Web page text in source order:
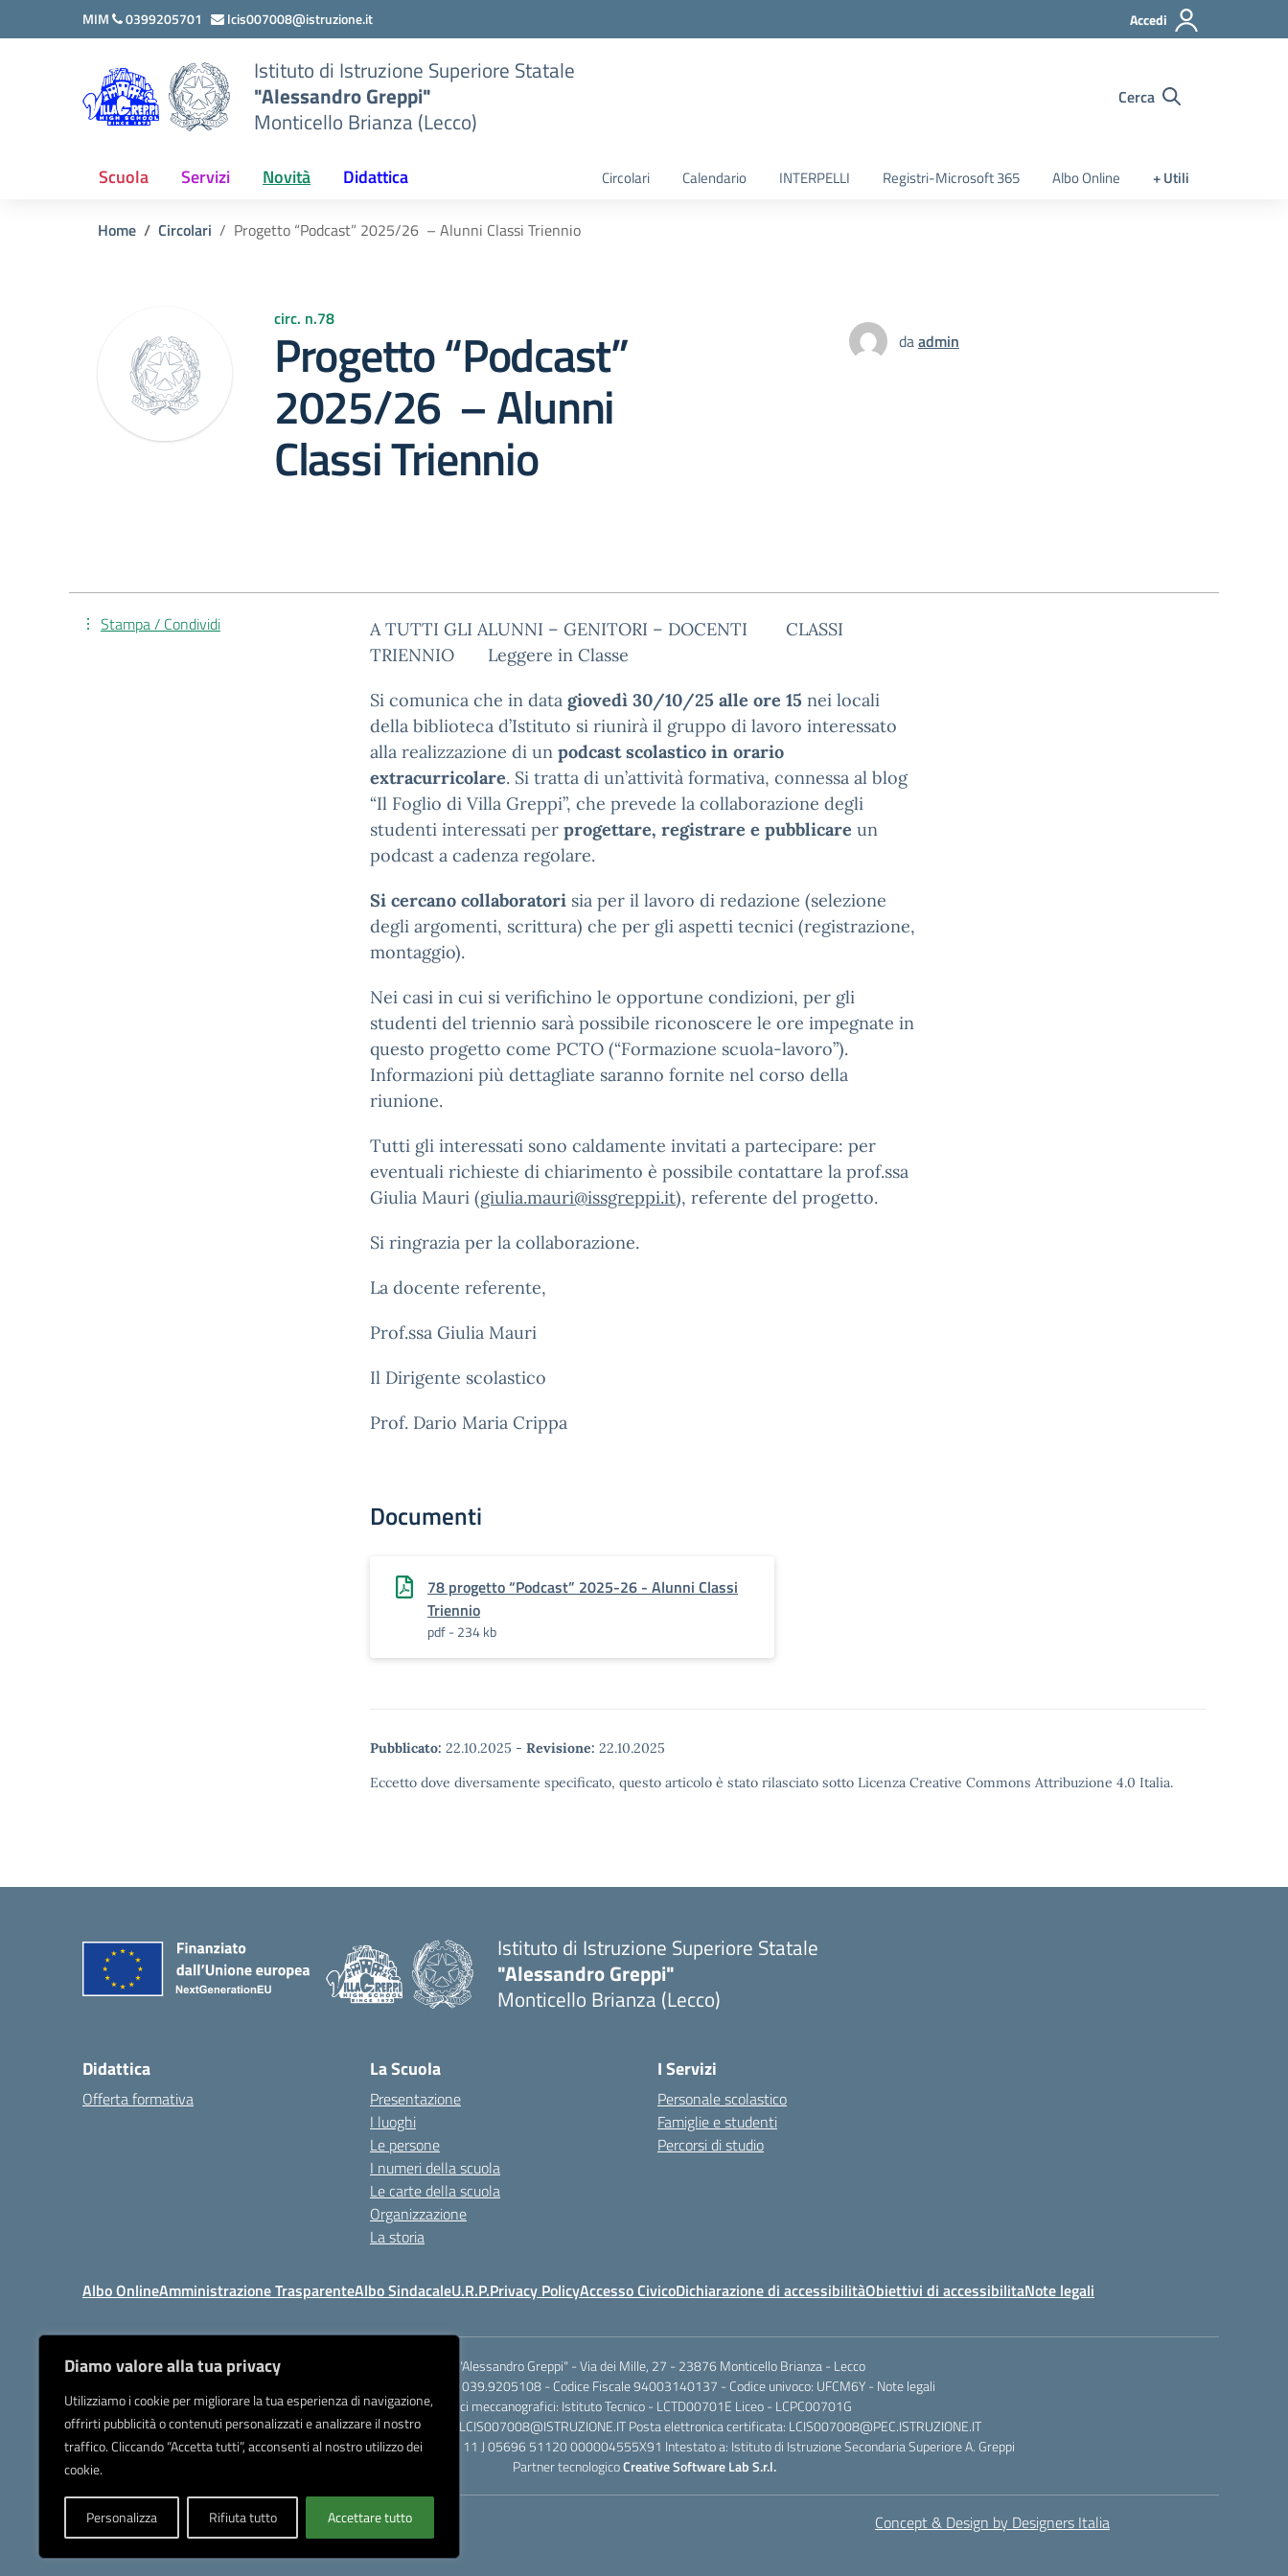
Diamo valore alla tua privacy
Utilizziamo i cookie per migliorare la tua esperienza di navigazione,
offrirti pubblicità o contenuti personalizzati e analizzare il nostro
traffico. Cliccando “Accetta tutti”, acconsenti al nostro utilizzo dei
cookie.
Personalizza Rifiuta tutto Accettare tutto
Vai ai contenuti
Vai al menu di navigazione
MIM 0399205701 lcis007008@istruzione.it Accedi
Istituto di Istruzione Superiore Statale
"Alessandro Greppi"
Monticello Brianza (Lecco)
Cerca
Scuola Servizi Novità Didattica Circolari Calendario INTERPELLI Registri-Microsoft 365 Albo Online + Utili
Home Circolari Progetto “Podcast” 2025/26 – Alunni Classi Triennio
circ. n.78
Progetto “Podcast”
2025/26 – Alunni
Classi Triennio
daadmin
A TUTTI GLI ALUNNI – GENITORI – DOCENTI CLASSI
TRIENNIO Leggere in Classe
Si comunica che in data giovedì 30/10/25 alle ore 15 nei locali
della biblioteca d’Istituto si riunirà il gruppo di lavoro interessato
alla realizzazione di un podcast scolastico in orario
extracurricolare. Si tratta di un’attività formativa, connessa al blog
“Il Foglio di Villa Greppi”, che prevede la collaborazione degli
studenti interessati per progettare, registrare e pubblicare un
podcast a cadenza regolare.
Si cercano collaboratori sia per il lavoro di redazione (selezione
degli argomenti, scrittura) che per gli aspetti tecnici (registrazione,
montaggio).
Nei casi in cui si verifichino le opportune condizioni, per gli
studenti del triennio sarà possibile riconoscere le ore impegnate in
questo progetto come PCTO (“Formazione scuola-lavoro”).
Informazioni più dettagliate saranno fornite nel corso della
riunione.
Tutti gli interessati sono caldamente invitati a partecipare: per
eventuali richieste di chiarimento è possibile contattare la prof.ssa
Giulia Mauri (giulia.mauri@issgreppi.it), referente del progetto.
Si ringrazia per la collaborazione.
La docente referente,
Prof.ssa Giulia Mauri
Il Dirigente scolastico
Prof. Dario Maria Crippa
Documenti
78 progetto “Podcast” 2025-26 - Alunni Classi
Triennio
pdf - 234 kb
Pubblicato: 22.10.2025 - Revisione: 22.10.2025
Eccetto dove diversamente specificato, questo articolo è stato rilasciato sotto Licenza Creative Commons Attribuzione 4.0 Italia.
Stampa / Condividi
Istituto di Istruzione Superiore Statale
"Alessandro Greppi"
Monticello Brianza (Lecco)
Didattica
Offerta formativa
La Scuola
Presentazione
I luoghi
Le persone
I numeri della scuola
Le carte della scuola
Organizzazione
La storia
I Servizi
Personale scolastico
Famiglie e studenti
Percorsi di studio
Albo OnlineAmministrazione TrasparenteAlbo SindacaleU.R.P.Privacy PolicyAccesso CivicoDichiarazione di accessibilitàObiettivi di accessibilitaNote legali
I.I.S.S. "Alessandro Greppi" - Via dei Mille, 27 - 23876 Monticello Brianza - Lecco
Tel 039.9205701 / 039.9205108 - Codice Fiscale 94003140137 - Codice univoco: UFCM6Y - Note legali
Codici meccanografici: Istituto Tecnico - LCTD00701E Liceo - LCPC00701G
Posta elettronica ordinaria: LCIS007008@ISTRUZIONE.IT Posta elettronica certificata: LCIS007008@PEC.ISTRUZIONE.IT
IBAN Banca Popolare di Sondrio IT 11 J 05696 51120 000004555X91 Intestato a: Istituto di Istruzione Secondaria Superiore A. Greppi
Partner tecnologicoCreative Software Lab S.r.l.
Concept & Design by Designers Italia